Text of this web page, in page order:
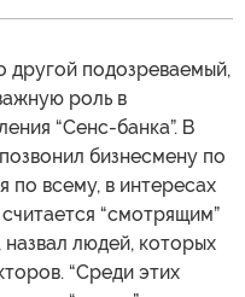
другой подозреваемый,
роль в
“Сенс-банка”. В
бизнесмену по
всему, в интересах
“смотрящим”
людей, которых
“Среди этих